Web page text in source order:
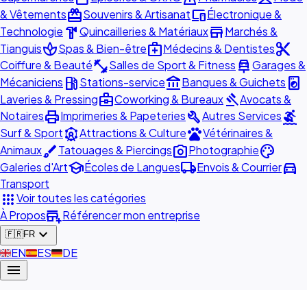
& VêtementsredeemSouvenirs & ArtisanatdevicesÉlectronique &
Technologie hardwareQuincailleries & MatériauxstoreMarchés &
TianguisspaSpas & Bien-êtremedical_servicesMédecins & Dentistescontent_cut
Coiffure & Beautéfitness_centerSalles de Sport & Fitness car_repairGarages &
Mécaniciens local_gas_stationStations-serviceaccount_balanceBanques & Guichets local_laundry_service
Laveries & Pressingbusiness_centerCoworking & BureauxgavelAvocats &
NotairesprintImprimeries & PapeteriesbuildAutres Servicessurfing
Surf & SportattractionsAttractions & CulturepetsVétérinaires &
AnimauxbrushTatouages & Piercingsphoto_cameraPhotographiepalette
Galeries d'ArtschoolÉcoles de Langueslocal_shippingEnvois & Courrierdirections_car
Transport
appsVoir toutes les catégories
À Proposadd_businessRéférencer mon entreprise
🇫🇷FR expand_more
🇬🇧EN🇪🇸ES🇩🇪DE
menu